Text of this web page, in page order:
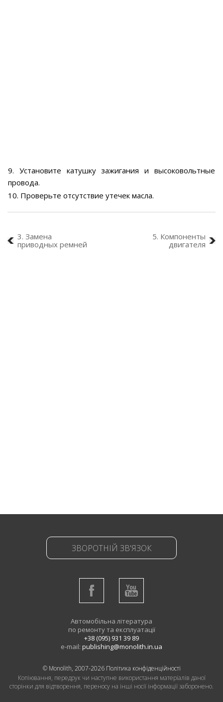
9. Установите катушку зажигания и высоковольтные
провода.
10. Проверьте отсутствие утечек масла.
3. Замена
приводных ремней
5. Компоненты
двигателя
ЗВОРОТНІЙ ЗВ'ЯЗОК
Автомобільна література
по ремонту та експлуатації
+38 (095) 931 39 89
e-mail: publishing@monolith.in.ua
© Monolith, 2007-2026 Політика конфіденційності
Копіювання, передрук чи наступне використання матеріалів даної
сторінки для відтворення, переносу на інші носії інформації заборонено.